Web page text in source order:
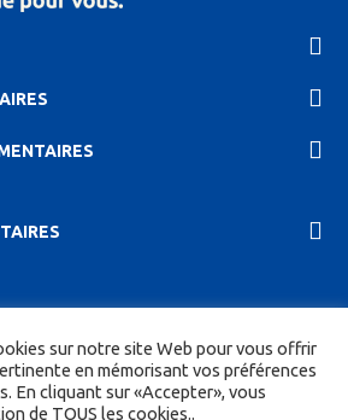
| CGV| Tous droits réservés.
parDIGITICS etJoan HAEGELE
sur notre site Web pour vous offrir
en mémorisant vos préférences
En cliquant sur «Accepter», vous
de TOUS les cookies..